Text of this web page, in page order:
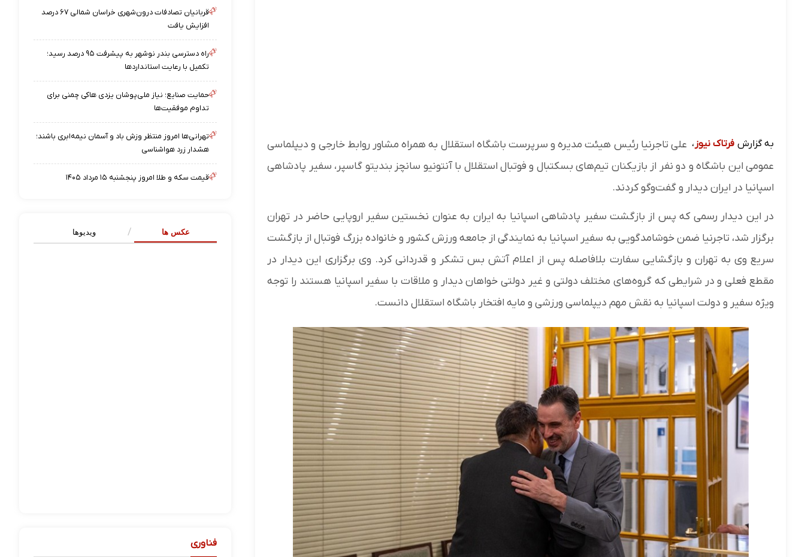
به گزارش فرتاک نیوز ، علی تاجرنیا رئیس هیئت مدیره و سرپرست باشگاه استقلال به همراه مشاور روابط خارجی و دیپلماسی
عمومی این باشگاه و دو نفر از بازیکنان تیم‌های بسکتبال و فوتبال استقلال با آنتونیو سانچز بندیتو گاسپر، سفیر پادشاهی
اسپانیا در ایران دیدار و گفت‌و‌گو کردند.
در این دیدار رسمی که پس از بازگشت سفیر پادشاهی اسپانیا به ایران به عنوان نخستین سفیر اروپایی حاضر در تهران
برگزار شد، تاجرنیا ضمن خوشامدگویی به سفیر اسپانیا به نمایندگی از جامعه ورزش کشور و خانواده بزرگ فوتبال از بازگشت
سریع وی به تهران و بازگشایی سفارت بلافاصله پس از اعلام آتش بس تشکر و قدردانی کرد. وی برگزاری این دیدار در
مقطع فعلی و در شرایطی که گروه‌های مختلف دولتی و غیر دولتی خواهان دیدار و ملاقات با سفیر اسپانیا هستند را توجه
ویژه سفیر و دولت اسپانیا به نقش مهم دیپلماسی ورزشی و مایه افتخار باشگاه استقلال دانست.
قربانیان تصادفات درون‌شهری خراسان شمالی ۶۷ درصد
افزایش یافت
راه دسترسی بندر نوشهر به پیشرفت ۹۵ درصد رسید؛
تکمیل با رعایت استانداردها
حمایت صنایع؛ نیاز ملی‌پوشان یزدی هاکی چمنی برای
تداوم موفقیت‌ها
تهرانی‌ها امروز منتظر وزش باد و آسمان نیمه‌ابری باشند؛
هشدار زرد هواشناسی
قیمت سکه و طلا امروز پنجشنبه ۱۵ مرداد ۱۴۰۵
عکس ها ویدیوها
فناوری